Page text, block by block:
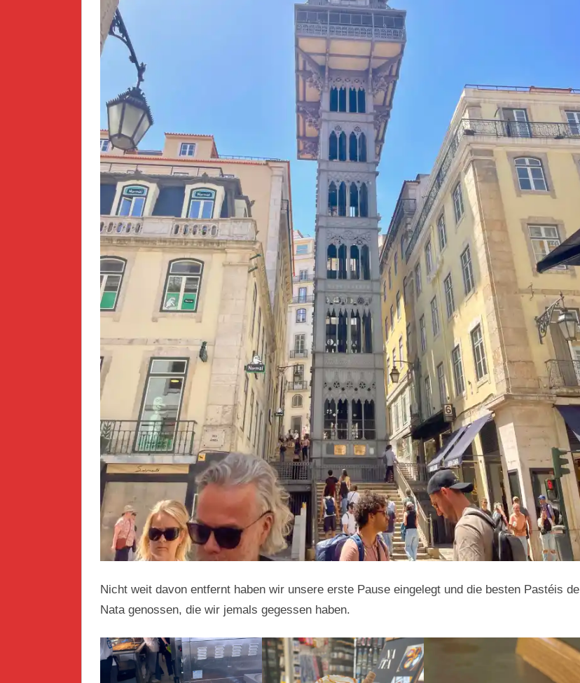
Nicht weit davon entfernt haben wir unsere erste Pause eingelegt und die besten Pastéis de
Nata genossen, die wir jemals gegessen haben.